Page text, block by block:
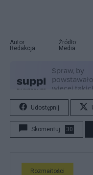
Autor:
Redakcja
Źródło:
Media
Udostępnij
Skomentuj 30
Rozmaitości